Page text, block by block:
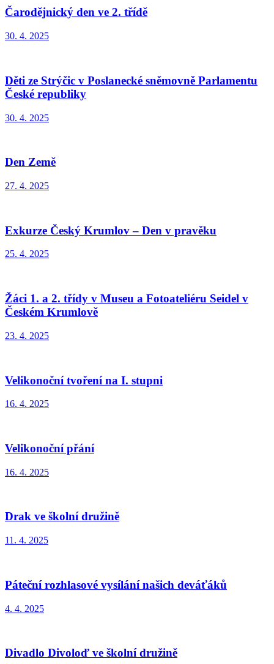
Čarodějnický den ve 2. třídě
30. 4. 2025
Děti ze Strýčic v Poslanecké sněmovně Parlamentu
České republiky
30. 4. 2025
Den Země
27. 4. 2025
Exkurze Český Krumlov – Den v pravěku
25. 4. 2025
Žáci 1. a 2. třídy v Museu a Fotoateliéru Seidel v
Českém Krumlově
23. 4. 2025
Velikonoční tvoření na I. stupni
16. 4. 2025
Velikonoční přání
16. 4. 2025
Drak ve školní družině
11. 4. 2025
Páteční rozhlasové vysílání našich deváťáků
4. 4. 2025
Divadlo Divoloď ve školní družině